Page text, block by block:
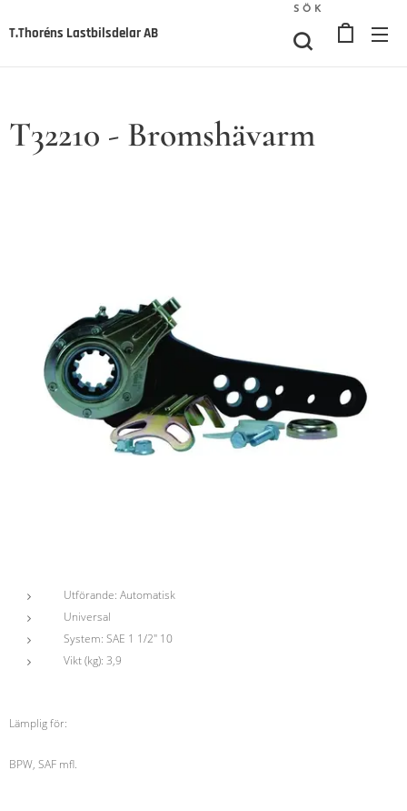
T.Thoréns Lastbilsdelar AB
SÖK
T32210 - Bromshävarm
Utförande: Automatisk
Universal
System: SAE 1 1/2" 10
Vikt (kg): 3,9
Lämplig för:
BPW, SAF mfl.